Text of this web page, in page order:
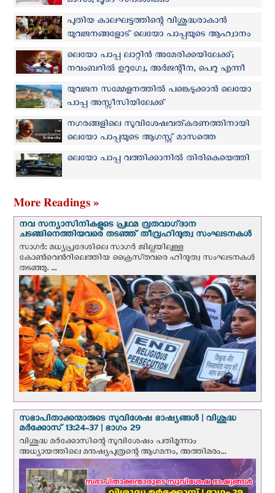
പുതിയ കാലഘട്ടത്തിന്റെ വിശുദ്ധരാകാന്‍
യുവജനങ്ങളോട് ലെയോ പാപ്പയുടെ ആഹ്വാനം
ലെയോ പാപ്പ ലാറ്റിൻ അമേരിക്കയിലേക്ക്;
നവംബറില്‍ ഉറുഗ്വേ, അർജന്റീന, പെറു എന്നീ
രാജ്യങ്ങള്‍ സന്ദര്‍ശിക്കും
യുവജന സമ്മേളനത്തില്‍ പങ്കെടുക്കാന്‍ ലെയോ
പാപ്പ അസ്സീസിയിലേക്ക്
നഗരങ്ങളിലെ സുവിശേഷവത്കരണത്തിനായി
ലെയോ പാപ്പയുടെ ആഗസ്റ്റ് മാസത്തെ
പ്രാര്‍ത്ഥനാനിയോഗം
ലെയോ പാപ്പ വത്തിക്കാനിൽ തിരികെയെത്തി
More Readings »
നവ സന്യാസിനികളുടെ പ്രഥമ വ്രതവാഗ്‌ദാന
ചടങ്ങിനെത്തിയവരെ തടഞ്ഞ് തീവ്രഹിന്ദുത്വ സംഘടനകള്‍
സാഗർ: മധ്യപ്രദേശിലെ സാഗർ ജില്ലയിലുള്ള
കോൺവെന്‍റിലെത്തിയ ക്രൈസ്‌തവരെ ഹിന്ദുത്വ സംഘടനകൾ
തടഞ്ഞു. ...
സഭാപിതാക്കന്മാരുടെ സുവിശേഷ ഭാഷ്യങ്ങള്‍ | വിശുദ്ധ
മര്‍ക്കോസ് 13:24-37 | ഭാഗം 29
വിശുദ്ധ മര്‍ക്കോസിന്റെ സുവിശേഷം പതിമൂന്നാം
അധ്യായത്തിലെ മനുഷ്യപുത്രന്റെ ആഗമനം, അത്തിമരം...